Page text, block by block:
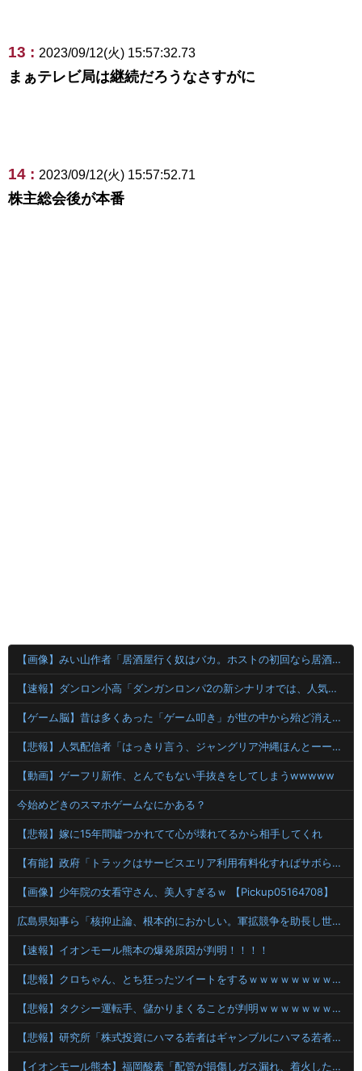
13 : 2023/09/12(火) 15:57:32.73
まぁテレビ局は継続だろうなさすがに
14 : 2023/09/12(火) 15:57:52.71
株主総会後が本番
【画像】みい山作者「居酒屋行く奴はバカ。ホストの初回なら居酒屋より安く飲めてイケメンにチヤホヤされる」
【速報】ダンロン小高「ダンガンロンパ2の新シナリオでは、人気キャラも殺していきますw」
【ゲーム脳】昔は多くあった「ゲーム叩き」が世の中から殆ど消えてしまった理由wwwwwwwwwwwwww
【悲報】人気配信者「はっきり言う、ジャングリア沖縄ほんとーーーーーーーーにおもんない！！！！」→炎上
【動画】ゲーフリ新作、とんでもない手抜きをしてしまうwwwww
今始めどきのスマホゲームなにかある？
【悲報】嫁に15年間嘘つかれてて心が壊れてるから相手してくれ
【有能】政府「トラックはサービスエリア利用有料化すればサボらず走るし流問題解決じゃね？」
【画像】少年院の女看守さん、美人すぎるｗ 【Pickup05164708】
広島県知事ら「核抑止論、根本的におかしい。軍拡競争を助長し世界を不安定化させるだけ」
【速報】イオンモール熊本の爆発原因が判明！！！！
【悲報】クロちゃん、とち狂ったツイートをするｗｗｗｗｗｗｗｗｗｗｗ
【悲報】タクシー運転手、儲かりまくることが判明ｗｗｗｗｗｗｗｗｗｗｗｗｗｗｗｗｗｗｗｗｗｗｗｗｗ
【悲報】研究所「株式投資にハマる若者はギャンブルにハマる若者と同じ傾向がある」
【イオンモール熊本】福岡酸素「配管が損傷しガス漏れ、着火した可能性」高圧ガス保安法などに基づき、経産省に報告